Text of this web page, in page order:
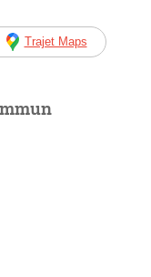
Trajet Maps